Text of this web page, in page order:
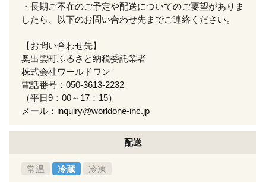
・長期ご不在のご予定や配送についてのご要望がありま
したら、以下のお問い合わせ先までご連絡ください。
【お問い合わせ先】
奥出雲町ふるさと納税委託業者
株式会社ワールドワン
電話番号：050-3613-2232
（平日9：00～17：15）
メール：inquiry@worldone-inc.jp
配送
常温 冷蔵 冷凍